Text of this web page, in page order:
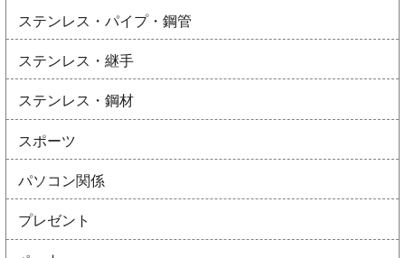
ステンレス・パイプ・鋼管
ステンレス・継手
ステンレス・鋼材
スポーツ
パソコン関係
プレゼント